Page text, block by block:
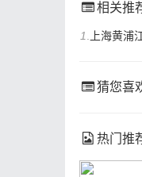
相关推
1 上海黄浦
猜您喜
热门推